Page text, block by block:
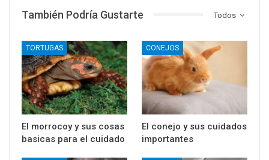
Todos
También Podría Gustarte
TORTUGAS
El morrocoy y sus cosas
basicas para el cuidado
CONEJOS
El conejo y sus cuidados
importantes